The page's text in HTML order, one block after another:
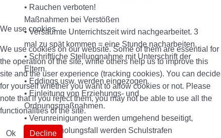
• Rauchen verboten!
Maßnahmen bei Verstößen
• Versäumte Unterrichtszeit wird nachgearbeitet. 3
mal zu spät kommen = eine Stunde nacharbeiten.
• Schriftliche Stellungnahme mit Unterschrift der
Eltern.
• Eddings usw. werden eingezogen.
• Einleitung von Erziehungs- und
Ordnungsmaßnahmen.
• Verunreinigungen werden umgehend beseitigt,
im Wiederholungsfall werden Schulstrafen
We use cookies
We use cookies on our website. Some of them are essential for
the operation of the site, while others help us to improve this
site and the user experience (tracking cookies). You can decide
for yourself whether you want to allow cookies or not. Please
note that if you reject them, you may not be able to use all the
functionalities of the site.
Ok
Decline